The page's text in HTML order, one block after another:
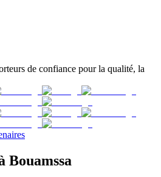
de confiance pour la qualité, la
Bouamssa